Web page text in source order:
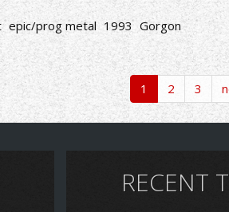
epic/prog metal 1993 Gorgon
1 2 3
RECENT